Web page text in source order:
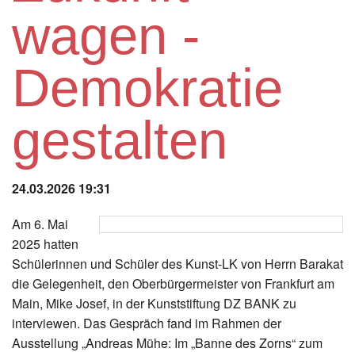
wagen -
Demokratie
gestalten
24.03.2026 19:31
Am 6. Mai
2025 hatten
Schülerinnen und Schüler des Kunst-LK von Herrn Barakat
die Gelegenheit, den Oberbürgermeister von Frankfurt am
Main, Mike Josef, in der Kunststiftung DZ BANK zu
interviewen. Das Gespräch fand im Rahmen der
Ausstellung „Andreas Mühe: Im „Banne des Zorns“ zum